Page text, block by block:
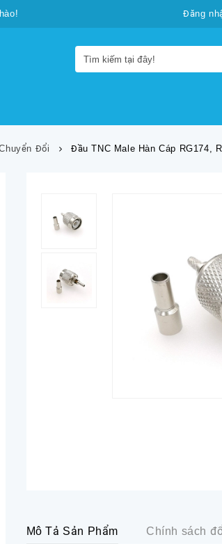
Đăng
Đổi Đầu TNC Male Hàn Cáp RG174,
Mô Tả Sản Phẩm Chính sách